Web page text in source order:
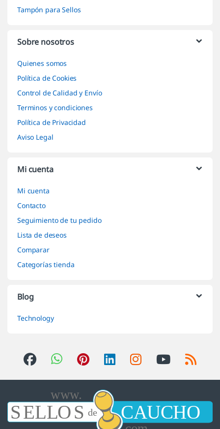
Tampón para Sellos
Sobre nosotros
Quienes somos
Política de Cookies
Control de Calidad y Envío
Terminos y condiciones
Política de Privacidad
Aviso Legal
Mi cuenta
Mi cuenta
Contacto
Seguimiento de tu pedido
Lista de deseos
Comparar
Categorías tienda
Blog
Technology